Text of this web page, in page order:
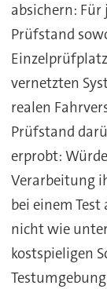
absichern: Für
Prüfstand
vernetzten
realen
Prüfstand
erprobt:
Verarbeitung
bei einem
nicht wie
kostspieligen